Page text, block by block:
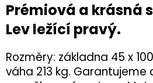
Prémiová a krásná
Lev ležící pravý.
Rozměry: základna 45 x
váha 213 kg. Garantujeme